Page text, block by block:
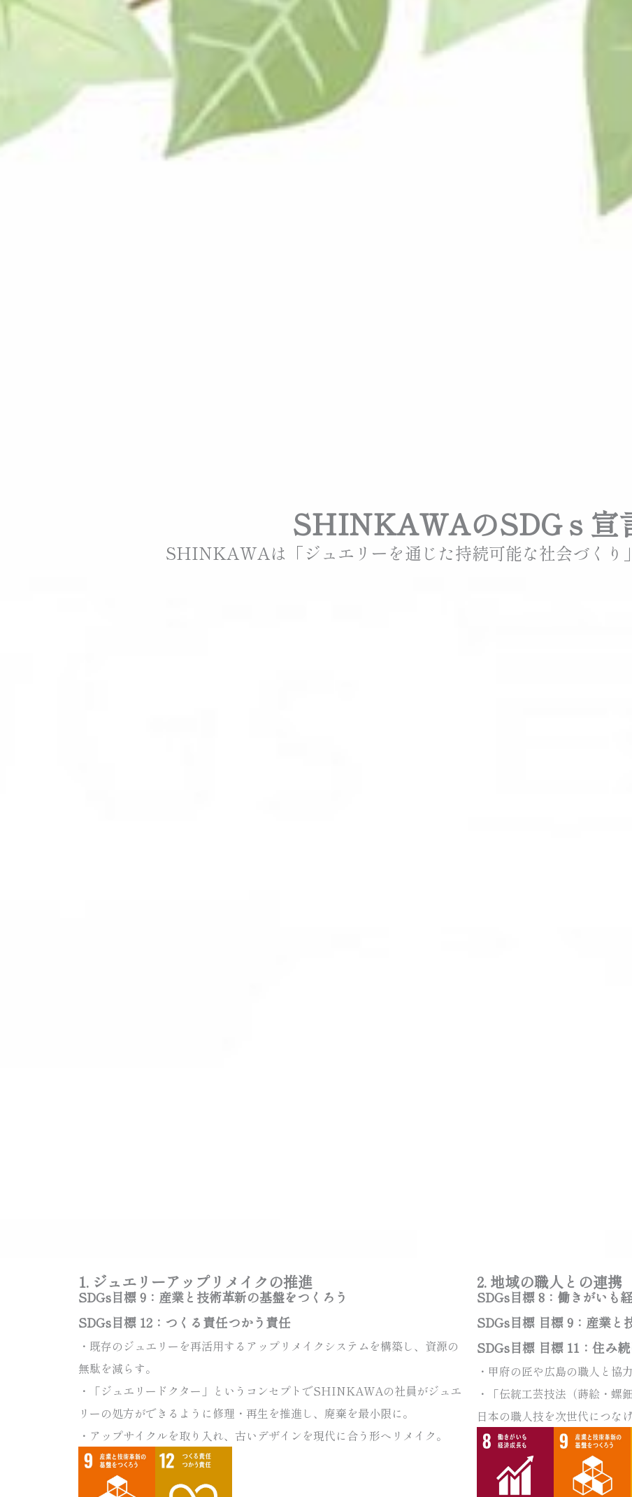
SHINKAWAのSDGｓ宣
SHINKAWAは「ジュエリーを通じた持続可能な社会づくり
1. ジュエリーアップリメイクの推進
SDGs目標 9：産業と技術革新の基盤をつくろう
SDGs目標 12：つくる責任つかう責任
・既存のジュエリーを再活用するアップリメイクシステムを構築し、資源の
無駄を減らす。
・「ジュエリードクター」というコンセプトでSHINKAWAの社員がジュエ
リーの処方ができるように修理・再生を推進し、廃棄を最小限に。
・アップサイクルを取り入れ、古いデザインを現代に合う形へリメイク。
2. 地域の職人との連携
SDGs目標 8：働きがいも
SDGs目標 目標 9：産業と
SDGs目標 目標 11：住み
・甲府の匠や広島の職人と協
・「伝統工芸技法（蒔絵・螺
日本の職人技を次世代につなげ